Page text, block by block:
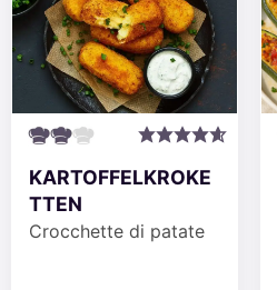
KARTOFFELKROKE
TTEN
Crocchette di patate